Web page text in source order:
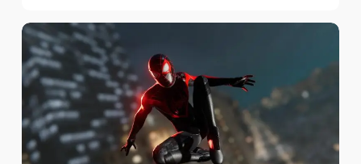
Marvel’s
Spider-
Man
como
desbloquear
todos